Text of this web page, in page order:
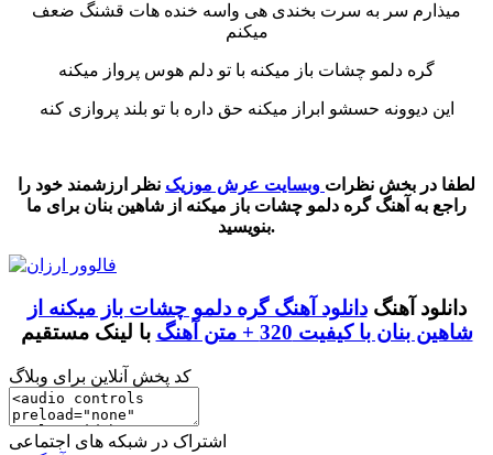
میذارم سر به سرت بخندی هی واسه خنده هات قشنگ ضعف
میکنم
گره دلمو چشات باز میکنه با تو دلم هوس پرواز میکنه
این دیوونه حسشو ابراز میکنه حق داره با تو بلند پروازی کنه
لطفا در بخش نظرات وبسایت عرش موزیک نظر ارزشمند خود را
راجع به آهنگ گره دلمو چشات باز میکنه از شاهین بنان برای ما
بنویسید.
دانلود آهنگدانلود آهنگ گره دلمو چشات باز میکنه از
شاهین بنان با کیفیت 320 + متن آهنگ
با لینک مستقیم
کد پخش آنلاین برای وبلاگ
اشتراک در شبکه های اجتماعی